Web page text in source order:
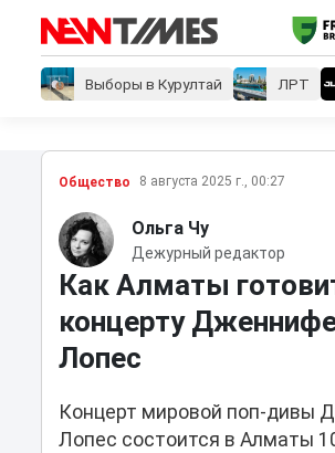
Выборы в Курултай ЛРТ
Общество 8 августа 2025 г., 00:27
Ольга Чу
Дежурный редактор
Как Алматы
концерту
Лопес
Концерт мировой поп-дивы
Лопес состоится в Алматы